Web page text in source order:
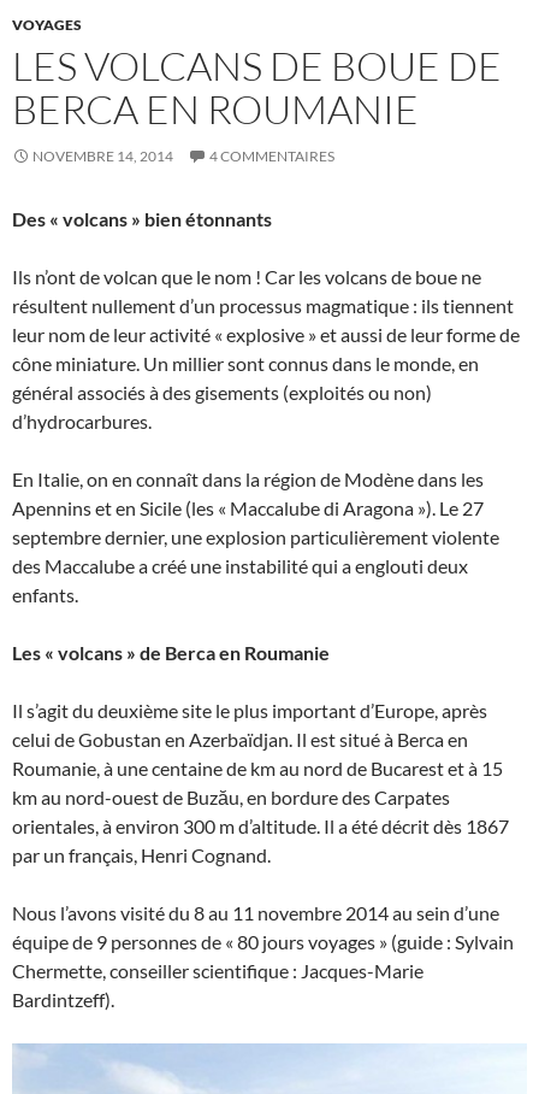
VOYAGES
LES VOLCANS DE BOUE DE
BERCA EN ROUMANIE
NOVEMBRE 14, 2014 4 COMMENTAIRES
Des « volcans » bien étonnants
Ils n’ont de volcan que le nom ! Car les volcans de boue ne
résultent nullement d’un processus magmatique : ils tiennent
leur nom de leur activité « explosive » et aussi de leur forme de
cône miniature. Un millier sont connus dans le monde, en
général associés à des gisements (exploités ou non)
d’hydrocarbures.
En Italie, on en connaît dans la région de Modène dans les
Apennins et en Sicile (les « Maccalube di Aragona »). Le 27
septembre dernier, une explosion particulièrement violente
des Maccalube a créé une instabilité qui a englouti deux
enfants.
Les « volcans » de Berca en Roumanie
Il s’agit du deuxième site le plus important d’Europe, après
celui de Gobustan en Azerbaïdjan. Il est situé à Berca en
Roumanie, à une centaine de km au nord de Bucarest et à 15
km au nord-ouest de Buzău, en bordure des Carpates
orientales, à environ 300 m d’altitude. Il a été décrit dès 1867
par un français, Henri Cognand.
Nous l’avons visité du 8 au 11 novembre 2014 au sein d’une
équipe de 9 personnes de « 80 jours voyages » (guide : Sylvain
Chermette, conseiller scientifique : Jacques-Marie
Bardintzeff).